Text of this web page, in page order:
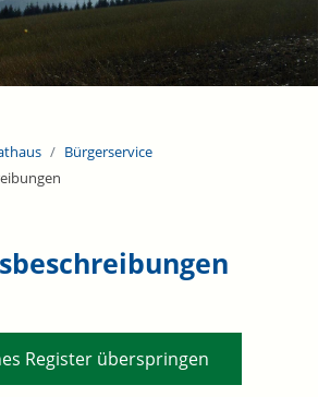
Bürgerservice
Register überspringen